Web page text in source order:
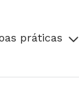
práticas